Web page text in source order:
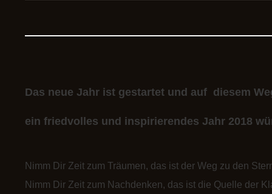
Das neue Jahr ist gestartet und auf diesem
ein friedvolles und inspirierendes Jahr 2018
Nimm Dir Zeit zum Träumen, das ist der Weg zu den
Nimm Dir Zeit zum Nachdenken, das ist die Quelle der